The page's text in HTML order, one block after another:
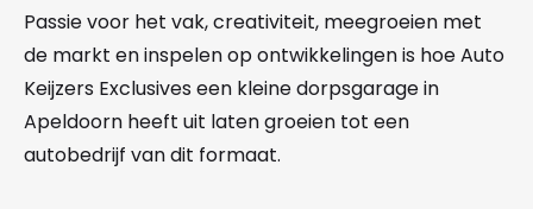
Passie voor het vak, creativiteit, meegroeien met
de markt en inspelen op ontwikkelingen is hoe Auto
Keijzers Exclusives een kleine dorpsgarage in
Apeldoorn heeft uit laten groeien tot een
autobedrijf van dit formaat.